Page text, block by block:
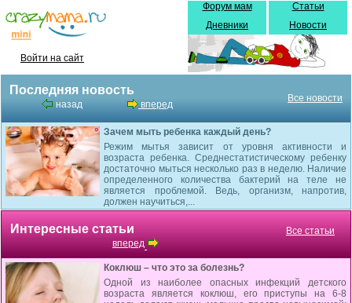
Войти на сайт
Форум мам
Дневники
Статьи
Новости
Последняя новость
назад вперед
Все новости
Зачем мыть ребенка каждый день?
Режим мытья зависит от уровня активности и
возраста ребенка. Среднестатистическому ребенку
достаточно мыться несколько раз в неделю. Наличие
определенного количества бактерий на теле не
является проблемой. Ведь, организм, напротив,
должен научиться,...
Интересные статьи
вперед
Все статьи
Коклюш – что это за болезнь?
Одной из наиболее опасных инфекций детского
возраста является коклюш, его приступы на 6-8